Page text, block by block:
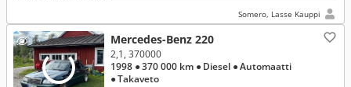
Somero, Lasse Kauppi
Mercedes-Benz 220
2,1, 370000
1998 ● 370 000 km ● Diesel ● Automaatti
● Takaveto